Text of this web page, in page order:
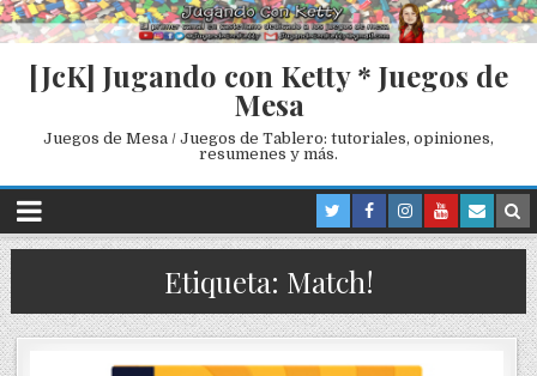
[JcK] Jugando con Ketty * Juegos de
Mesa
Juegos de Mesa / Juegos de Tablero: tutoriales, opiniones,
resumenes y más.
Etiqueta: Match!